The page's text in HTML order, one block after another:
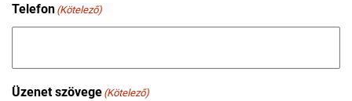
Telefon (Kötelező)
Üzenet szövege (Kötelező)